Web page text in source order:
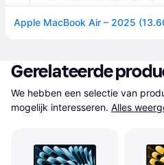
Gerelateerde
We hebben een selectie van
mogelijk interesseren. Alles